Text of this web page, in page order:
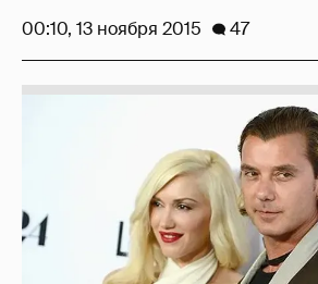
00:10, 13 ноября 2015 47